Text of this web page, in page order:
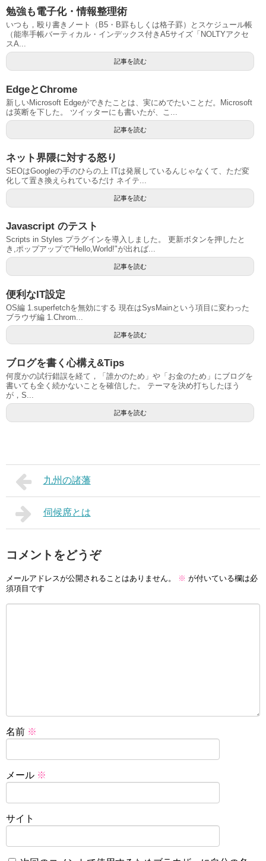
勉強も電子化・情報整理術
いつも，殴り書きノート（B5・B罫もしくは格子罫）とスケジュール帳
（能率手帳バーティカル・インデックス付きA5サイズ「NOLTYアクセ
スA...
記事を読む
EdgeとChrome
新しいMicrosoft Edgeができたことは、実にめでたいことだ。Microsoft
は英断を下した。 ツイッターにも書いたが、こ...
記事を読む
ネット界隈に対する怒り
SEOはGoogleの手のひらの上 ITは発展しているんじゃなくて、ただ変
化して置き換えられているだけ ネイテ...
記事を読む
Javascript のテスト
Scripts in Styles プラグインを導入しました。 更新ボタンを押したと
き,ポップアップで"Hello,World!"が出れば...
記事を読む
便利なIT設定
OS編 1.superfetchを無効にする 現在はSysMainという項目に変わった
ブラウザ編 1.Chrom...
記事を読む
ブログを書く心構え&Tips
何度かの試行錯誤を経て，「誰かのため」や「お金のため」にブログを
書いても全く続かないことを確信した。 テーマを決め打ちしたほう
が，S...
記事を読む
九州の諸藩
伺候席とは
コメントをどうぞ
メールアドレスが公開されることはありません。 ※ が付いている欄は必
須項目です
名前 ※
メール ※
サイト